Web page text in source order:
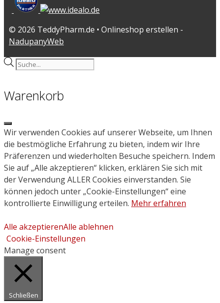
© 2026 TeddyPharm.de • Onlineshop erstellen -
NadupanyWeb
Products
Warenkorb
Close
Wir verwenden Cookies auf unserer Webseite, um Ihnen
die bestmögliche Erfahrung zu bieten, indem wir Ihre
Präferenzen und wiederholten Besuche speichern. Indem
Sie auf „Alle akzeptieren“ klicken, erklären Sie sich mit
der Verwendung ALLER Cookies einverstanden. Sie
können jedoch unter „Cookie-Einstellungen“ eine
kontrollierte Einwilligung erteilen. Mehr erfahren
Alle akzeptierenAlle ablehnen
Cookie-Einstellungen
Manage consent
Schließen